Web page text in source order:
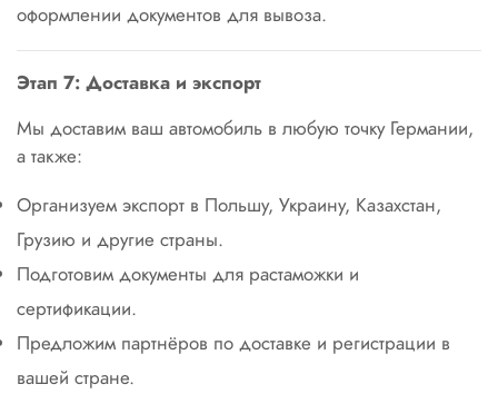
оформлении документов для вывоза.
Этап 7: Доставка и экспорт
Мы доставим ваш автомобиль в любую точку Германии,
а также:
Организуем экспорт в Польшу, Украину, Казахстан,
Грузию и другие страны.
Подготовим документы для растаможки и
сертификации.
Предложим партнёров по доставке и регистрации в
вашей стране.